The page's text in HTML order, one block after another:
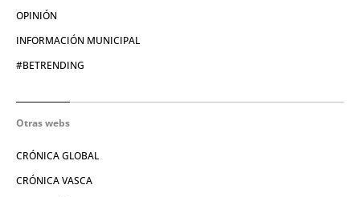
OPINIÓN
INFORMACIÓN MUNICIPAL
#BETRENDING
Otras webs
CRÓNICA GLOBAL
CRÓNICA VASCA